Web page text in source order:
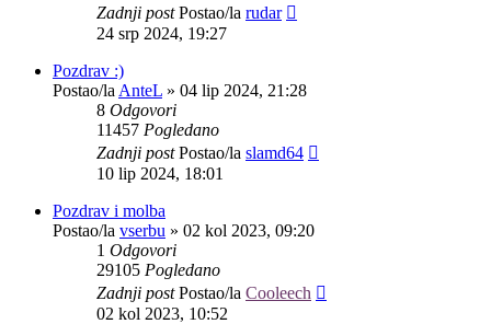
Zadnji postPostao/la rudar
24 srp 2024, 19:27
Pozdrav :)
Postao/la AnteL » 04 lip 2024, 21:28
8 Odgovori
11457 Pogledano
Zadnji postPostao/la slamd64
10 lip 2024, 18:01
Pozdrav i molba
Postao/la vserbu » 02 kol 2023, 09:20
1 Odgovori
29105 Pogledano
Zadnji postPostao/la Cooleech
02 kol 2023, 10:52